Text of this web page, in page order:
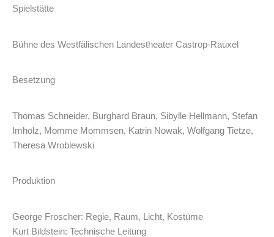
Spielstätte
Bühne des Westfälischen Landestheater Castrop-Rauxel
Besetzung
Thomas Schneider, Burghard Braun, Sibylle Hellmann, Stefan
Imholz, Momme Mommsen, Katrin Nowak, Wolfgang Tietze,
Theresa Wroblewski
Produktion
George Froscher: Regie, Raum, Licht, Kostüme
Kurt Bildstein: Technische Leitung